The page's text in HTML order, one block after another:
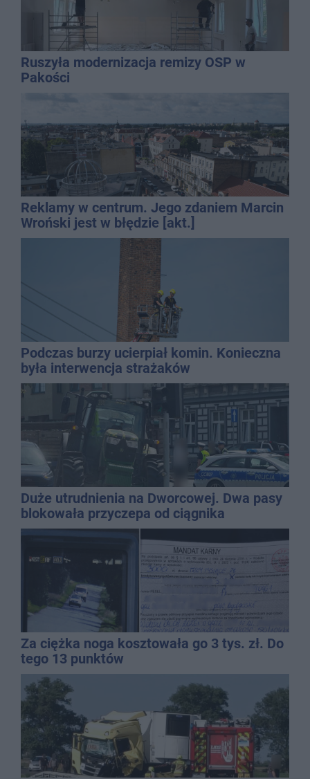
Ruszyła modernizacja remizy OSP w
Pakości
Reklamy w centrum. Jego zdaniem Marcin
Wroński jest w błędzie [akt.]
Podczas burzy ucierpiał komin. Konieczna
była interwencja strażaków
Duże utrudnienia na Dworcowej. Dwa pasy
blokowała przyczepa od ciągnika
Za ciężka noga kosztowała go 3 tys. zł. Do
tego 13 punktów